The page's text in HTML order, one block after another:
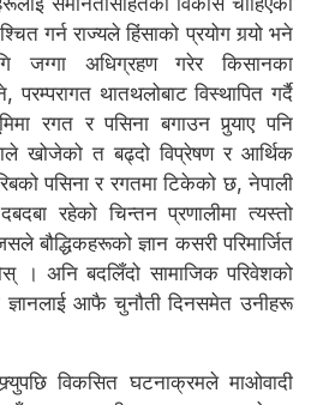
गर्न राज्यले हिंसाको प्रयोग गर्‍यो भने
जग्गा अधिग्रहण गरेर किसानका
परम्परागत थातथलोबाट विस्थापित गर्दै
रगत र पसिना बगाउन पुर्‍याए पनि
खोजेको त बढ्दो विप्रेषण र आर्थिक
पसिना र रगतमा टिकेको छ, नेपाली
रहेको चिन्तन प्रणालीमा त्यस्तो
बौद्धिकहरूको ज्ञान कसरी परिमार्जित
। अनि बदलिँदो सामाजिक परिवेशको
आफै चुनौती दिनसमेत उनीहरू
विकसित घटनाक्रमले माओवादी